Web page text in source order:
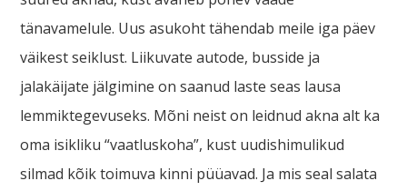
tänavamelule. Uus asukoht tähendab meile iga päev
väikest seiklust. Liikuvate autode, busside ja
jalakäijate jälgimine on saanud laste seas lausa
lemmiktegevuseks. Mõni neist on leidnud akna alt ka
oma isikliku “vaatluskoha”, kust uudishimulikud
silmad kõik toimuva kinni püüavad. Ja mis seal salata